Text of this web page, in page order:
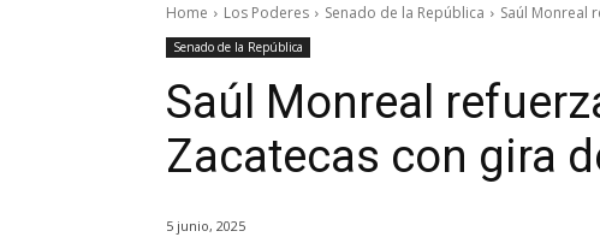
Home Los Poderes Senado de la República Saúl Monreal
Senado de la República
Saúl Monreal
Zacatecas con gira
5 junio, 2025